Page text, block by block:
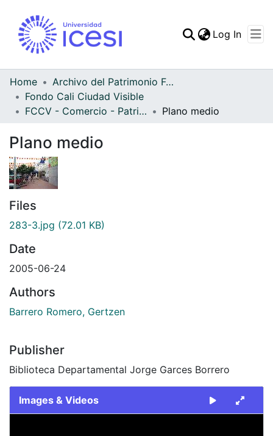
Log In
Home
Archivo del Patrimonio Fotográfico y Fílmico del Valle del Cauca
Fondo Cali Ciudad Visible
FCCV - Comercio - Patrimonial
Plano medio
Plano medio
Files
283-3.jpg (72.01 KB)
Date
2005-06-24
Authors
Barrero Romero, Gertzen
Publisher
Biblioteca Departamental Jorge Garces Borrero
Images & Videos